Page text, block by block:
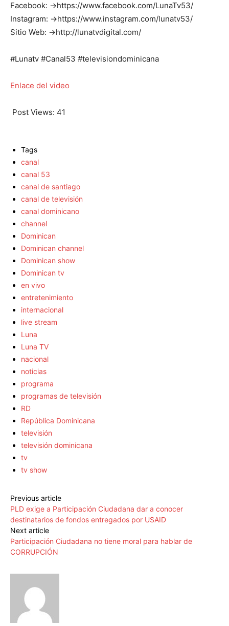
Facebook: →https://www.facebook.com/LunaTv53/
Instagram: →https://www.instagram.com/lunatv53/
Sitio Web: →http://lunatvdigital.com/
#Lunatv #Canal53 #televisiondominicana
Enlace del video
Post Views: 41
Tags
canal
canal 53
canal de santiago
canal de televisión
canal dominicano
channel
Dominican
Dominican channel
Dominican show
Dominican tv
en vivo
entretenimiento
internacional
live stream
Luna
Luna TV
nacional
noticias
programa
programas de televisión
RD
República Dominicana
televisión
televisión dominicana
tv
tv show
Previous article
PLD exige a Participación Ciudadana dar a conocer
destinatarios de fondos entregados por USAID
Next article
Participación Ciudadana no tiene moral para hablar de
CORRUPCIÓN